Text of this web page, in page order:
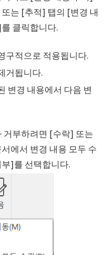
는 [추적] 탭의 [변경 내
클릭합니다.
구적으로 적용됩니다.
거됩니다.
변경 내용에서 다음 변
거부하려면 [수락] 또는
에서 변경 내용 모두 수
]를 선택합니다.